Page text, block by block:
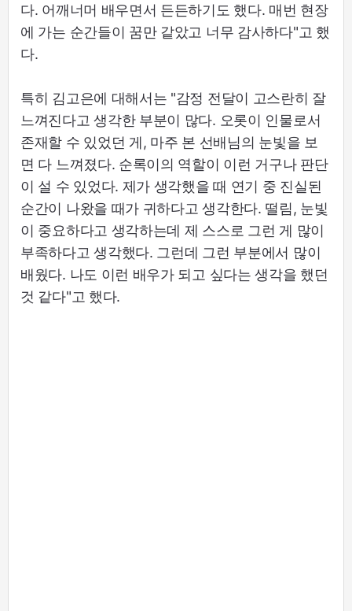
다. 어깨너머 배우면서 든든하기도 했다. 매번 현장
에 가는 순간들이 꿈만 같았고 너무 감사하다"고 했
다.
특히 김고은에 대해서는 "감정 전달이 고스란히 잘
느껴진다고 생각한 부분이 많다. 오롯이 인물로서
존재할 수 있었던 게, 마주 본 선배님의 눈빛을 보
면 다 느껴졌다. 순록이의 역할이 이런 거구나 판단
이 설 수 있었다. 제가 생각했을 때 연기 중 진실된
순간이 나왔을 때가 귀하다고 생각한다. 떨림, 눈빛
이 중요하다고 생각하는데 제 스스로 그런 게 많이
부족하다고 생각했다. 그런데 그런 부분에서 많이
배웠다. 나도 이런 배우가 되고 싶다는 생각을 했던
것 같다"고 했다.